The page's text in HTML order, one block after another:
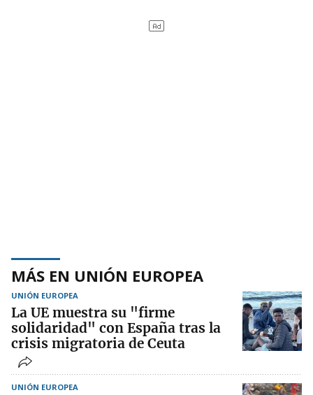
MÁS EN UNIÓN EUROPEA
UNIÓN EUROPEA
La UE muestra su "firme
solidaridad" con España tras la
crisis migratoria de Ceuta
UNIÓN EUROPEA